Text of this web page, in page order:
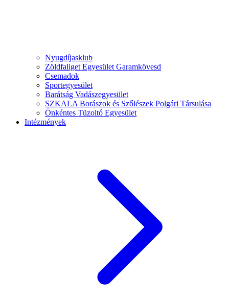
Nyugdíjasklub
Zöldfaliget Egyesület Garamkövesd
Csemadok
Sportegyesület
Barátság Vadászegyesület
SZKALA Borászok és Szőlészek Polgári Társulása
Önkéntes Tüzoltó Egyesület
Intézmények